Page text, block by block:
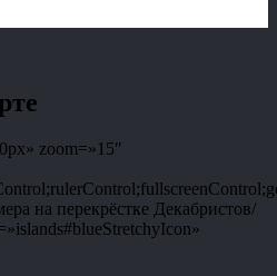
zoom=»15″
на перекрёстке Декабристов/